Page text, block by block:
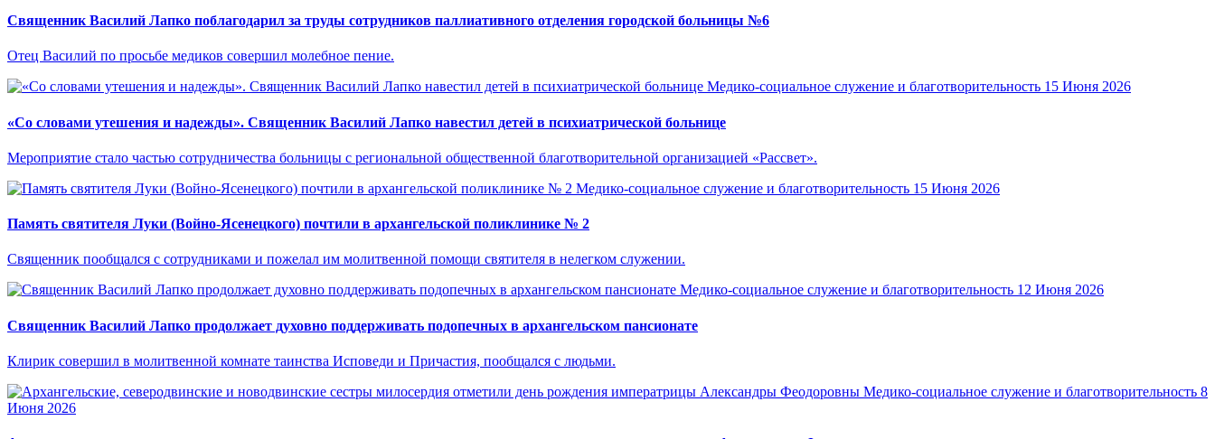
Священник Василий Лапко поблагодарил за труды сотрудников паллиативного отделения городской больницы №6
Отец Василий по просьбе медиков совершил молебное пение.
Медико-социальное служение и благотворительность 15 Июня 2026
«Со словами утешения и надежды». Священник Василий Лапко навестил детей в психиатрической больнице
Мероприятие стало частью сотрудничества больницы с региональной общественной благотворительной организацией «Рассвет».
Медико-социальное служение и благотворительность 15 Июня 2026
Память святителя Луки (Войно-Ясенецкого) почтили в архангельской поликлинике № 2
Священник пообщался с сотрудниками и пожелал им молитвенной помощи святителя в нелегком служении.
Медико-социальное служение и благотворительность 12 Июня 2026
Священник Василий Лапко продолжает духовно поддерживать подопечных в архангельском пансионате
Клирик совершил в молитвенной комнате таинства Исповеди и Причастия, пообщался с людьми.
Медико-социальное служение и благотворительность 8
Июня 2026